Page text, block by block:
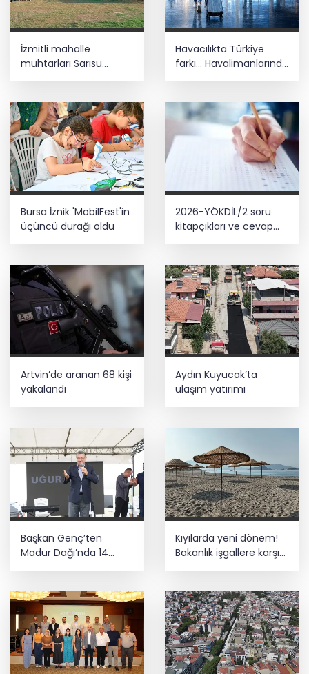
İzmitli mahalle
muhtarları Sarısu
Havacılıkta Türkiye
farkı... Havalimanlarında
Bursa İznik 'MobilFest'in
üçüncü durağı oldu
2026-YÖKDİL/2 soru
kitapçıkları ve cevap
Artvin’de aranan 68 kişi
yakalandı
Aydın Kuyucak’ta
ulaşım yatırımı
Başkan Genç’ten
Madur Dağı’nda 14
Kıyılarda yeni dönem!
Bakanlık işgallere karşı